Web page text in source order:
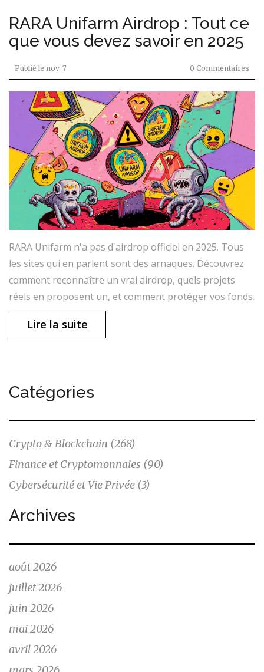
RARA Unifarm Airdrop : Tout ce
que vous devez savoir en 2025
Publié le nov. 7 0 Commentaires
RARA Unifarm n'a pas d'airdrop officiel en 2025. Tous
les sites qui en parlent sont des arnaques. Découvrez
comment reconnaître un vrai airdrop, quels projets
réels en proposent un, et comment protéger vos fonds.
Lire la suite
Catégories
Crypto & Blockchain (268)
Finance et Cryptomonnaies (90)
Cybersécurité et Vie Privée (3)
Archives
août 2026
juillet 2026
juin 2026
mai 2026
avril 2026